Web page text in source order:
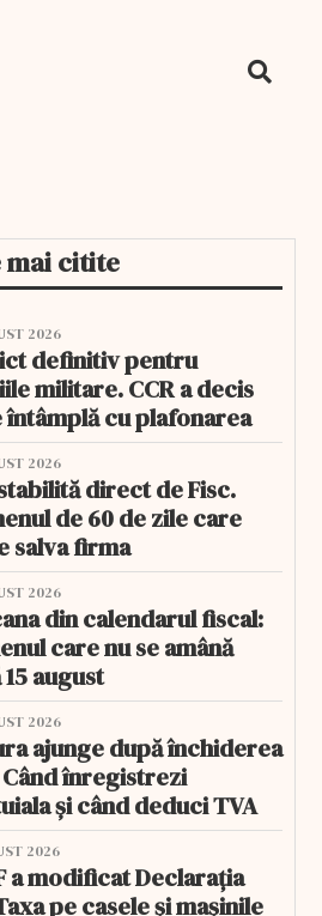
mai citite
2026
definitiv pentru
militare. CCR a decis
întâmplă cu plafonarea
2026
direct de Fisc.
de 60 de zile care
salva firma
2026
din calendarul fiscal:
care nu se amână
august
2026
ajunge după închiderea
înregistrezi
și când deduci TVA
2026
a modificat Declarația
pe casele și mașinile